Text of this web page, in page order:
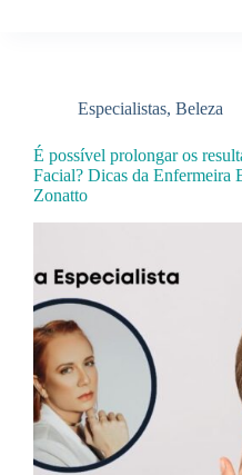
Especialistas, Beleza
É possível prolongar os
Facial? Dicas da Enfermeira
Zonatto